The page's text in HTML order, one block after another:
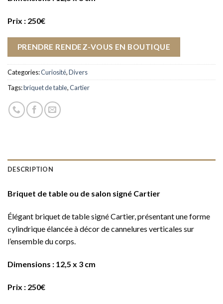
Prix : 250€
PRENDRE RENDEZ-VOUS EN BOUTIQUE
Categories:Curiosité,Divers
Tags:briquet de table,Cartier
DESCRIPTION
Briquet de table ou de salon signé Cartier
Élégant briquet de table signé Cartier, présentant une forme
cylindrique élancée à décor de cannelures verticales sur
l’ensemble du corps.
Dimensions : 12,5 x 3 cm
Prix : 250€